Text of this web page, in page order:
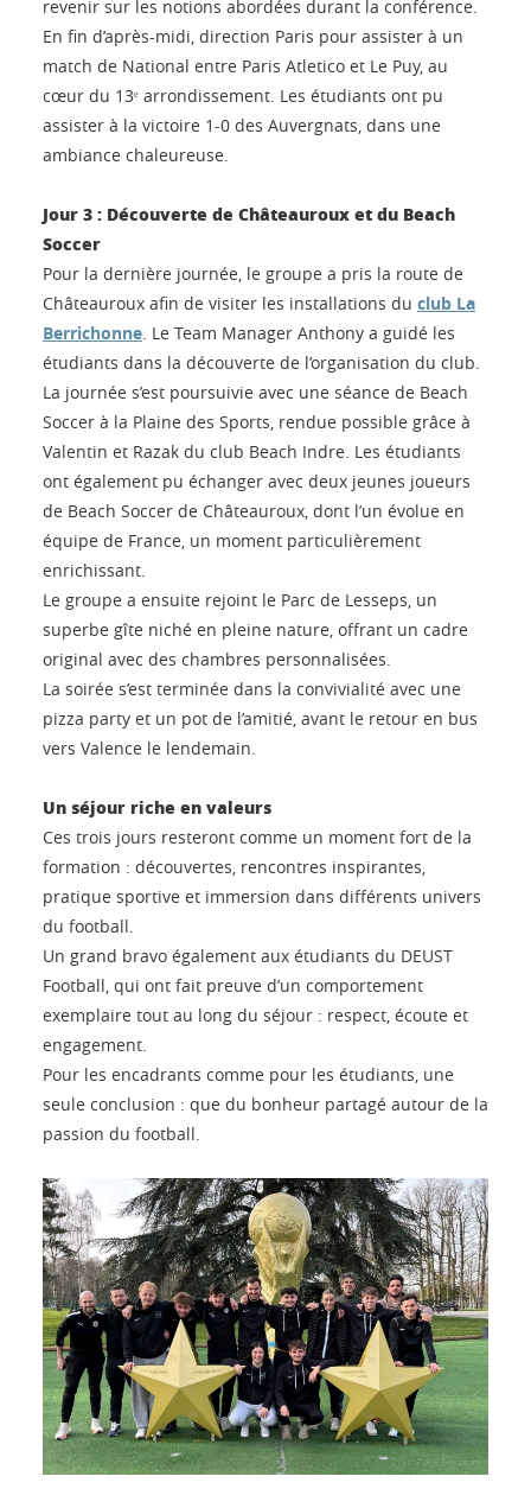
revenir sur les notions abordées durant la conférence.
En fin d’après-midi, direction Paris pour assister à un
match de National entre Paris Atletico et Le Puy, au
cœur du 13ᵉ arrondissement. Les étudiants ont pu
assister à la victoire 1-0 des Auvergnats, dans une
ambiance chaleureuse.
Jour 3 : Découverte de Châteauroux et du Beach
Soccer
Pour la dernière journée, le groupe a pris la route de
Châteauroux afin de visiter les installations du club La
Berrichonne . Le Team Manager Anthony a guidé les
étudiants dans la découverte de l’organisation du club.
La journée s’est poursuivie avec une séance de Beach
Soccer à la Plaine des Sports, rendue possible grâce à
Valentin et Razak du club Beach Indre. Les étudiants
ont également pu échanger avec deux jeunes joueurs
de Beach Soccer de Châteauroux, dont l’un évolue en
équipe de France, un moment particulièrement
enrichissant.
Le groupe a ensuite rejoint le Parc de Lesseps, un
superbe gîte niché en pleine nature, offrant un cadre
original avec des chambres personnalisées.
La soirée s’est terminée dans la convivialité avec une
pizza party et un pot de l’amitié, avant le retour en bus
vers Valence le lendemain.
Un séjour riche en valeurs
Ces trois jours resteront comme un moment fort de la
formation : découvertes, rencontres inspirantes,
pratique sportive et immersion dans différents univers
du football.
Un grand bravo également aux étudiants du DEUST
Football, qui ont fait preuve d’un comportement
exemplaire tout au long du séjour : respect, écoute et
engagement.
Pour les encadrants comme pour les étudiants, une
seule conclusion : que du bonheur partagé autour de la
passion du football.